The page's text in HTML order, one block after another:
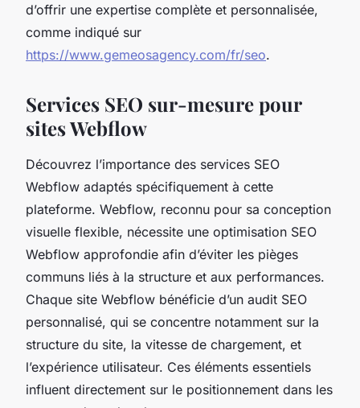
d’offrir une expertise complète et personnalisée,
comme indiqué sur
https://www.gemeosagency.com/fr/seo.
Services SEO sur-mesure pour
sites Webflow
Découvrez l’importance des services SEO
Webflow adaptés spécifiquement à cette
plateforme. Webflow, reconnu pour sa conception
visuelle flexible, nécessite une optimisation SEO
Webflow approfondie afin d’éviter les pièges
communs liés à la structure et aux performances.
Chaque site Webflow bénéficie d’un audit SEO
personnalisé, qui se concentre notamment sur la
structure du site, la vitesse de chargement, et
l’expérience utilisateur. Ces éléments essentiels
influent directement sur le positionnement dans les